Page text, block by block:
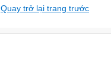
Quay trở lại trang trước